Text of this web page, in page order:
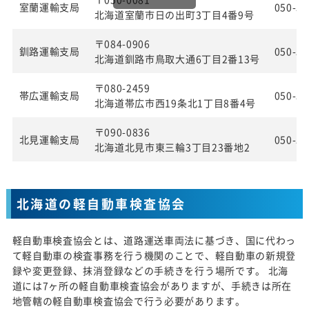
室蘭運輸支局
北海道室蘭市日の出町3丁目4番9号
050-
釧路運輸支局
〒084-0906
北海道釧路市鳥取大通6丁目2番13号
050-
帯広運輸支局
〒080-2459
北海道帯広市西19条北1丁目8番4号
050-
北見運輸支局
〒090-0836
北海道北見市東三輪3丁目23番地2
050-
北海道の軽自動車検査協会
軽自動車検査協会とは、道路運送車両法に基づき、国に代わっ
て軽自動車の検査事務を行う機関のことで、軽自動車の新規登
録や変更登録、抹消登録などの手続きを行う場所です。 北海
道には7ヶ所の軽自動車検査協会がありますが、手続きは所在
地管轄の軽自動車検査協会で行う必要があります。